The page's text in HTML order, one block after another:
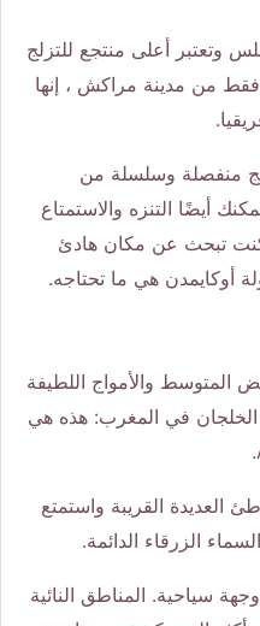
وتعتبر أعلى منتجع للتزلج
على بعد 45 ميلاً فقط من مدينة مراكش ، إنها
منفصلة وسلسلة من
أيضًا التنزه والاستمتاع
كنت تبحث عن مكان هادئ
أوكايمدن هي ما تحتاجه.
المتوسط ​​والأمواج اللطيفة
في المغرب: هذه هي
القريبة واستمتع
الزرقاء الدائمة.
سياحية. المناطق النائية